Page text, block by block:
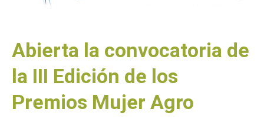
Abierta la convocatoria de
la III Edición de los
Premios Mujer Agro